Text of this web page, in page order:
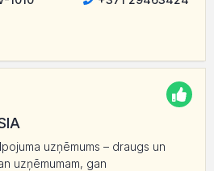
uzņēmums – draugs un
uzņēmumam, gan